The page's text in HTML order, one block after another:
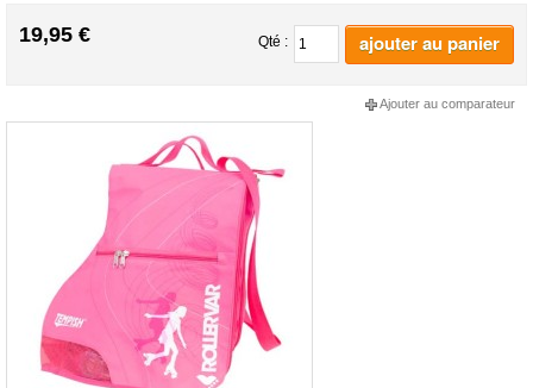
19,95 € Qté : ajouter au panier
Ajouter au comparateur